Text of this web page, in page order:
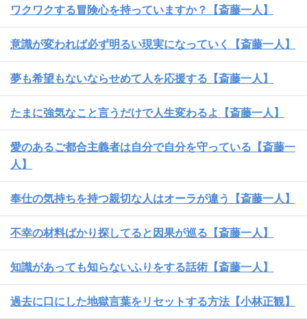
ワクワクする冒険心を持っていますか？【斎藤一人】
意識が変われば必ず明るい現実になっていく【斎藤一人】
夢も希望もないならせめて人を応援する【斎藤一人】
たまに強気なこと言うだけで人生変わるよ【斎藤一人】
愛のあるご都合主義者は自分で自分を守っている【斎藤一
人】
奉仕の気持ちを持つ親切な人はオーラが違う【斎藤一人】
不幸の材料ばかり探してると因果が巡る【斎藤一人】
知識があっても知らないふりをする話術【斎藤一人】
過去に口にした地獄言葉をリセットする方法【小林正観】